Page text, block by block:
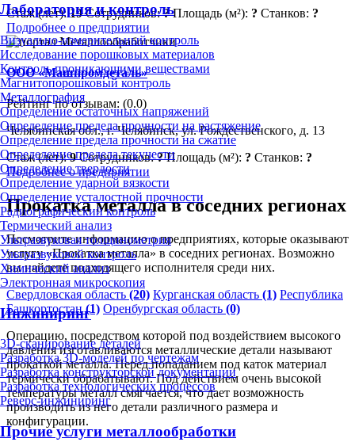
Лаборатория и контроль
Визуально-измерительный контроль
Исследование порошковых материалов
Контроль проникающими веществами
Магнитопорошковый контроль
Металлография
Определение остаточных напряжений
Определение предела прочности на растяжение
Определение предела прочности на сжатие
Определение предела текучести
Определение твердости
Определение ударной вязкости
Определение усталостной прочности
Радиографический контроль
Термический анализ
Ультразвуковая толщинометрия
Ультразвуковой контроль
Химический анализ
Электронная микроскопия
Инжиниринг
3D-сканирование деталей
Разработка 3D-моделей по чертежам
Разработка конструкторской документации
Разработка технологических процессов
Реверс-инжиниринг
Прочие услуги металлообработки
Стаж (лет):19 Сотрудников:? Площадь (м²): ? Станков: ?
Подробнее о предприятии
ООО «Машпромдеталь»
Рейтинг по отзывам: (0.0)
Челябинская обл., г. Челябинск, ул. Рождественского, д. 13
Стаж (лет):9 Сотрудников:? Площадь (м²): ? Станков: ?
Подробнее о предприятии
Прокатка металла в соседних регионах
Посмотрите информацию о предприятиях, которые оказывают
услугу «Прокатка металла» в соседних регионах. Возможно
вы найдете подходящего исполнителя среди них.
Свердловская область (20) Курганская область (1) Республика
Башкортостан(1) Оренбургская область (0)
Операцию, посредством которой под воздействием высокого
давления изготавливаются металлические детали называют
прокаткой металла. Перед попаданием под каток материал
термически обрабатывают. Под действием очень высокой
температуры металл смягчается, что дает возможность
производить из него детали различного размера и
конфигурации.